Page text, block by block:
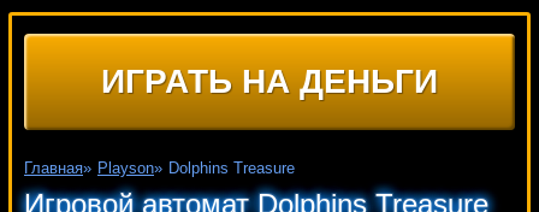
ИГРАТЬ НА ДЕНЬГИ
Главная» Playson» Dolphins Treasure
Игровой автомат Dolphins Treasure